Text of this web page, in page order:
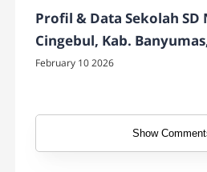
Profil & Data Sekolah SD
Cingebul, Kab.
February 10 2026
Show